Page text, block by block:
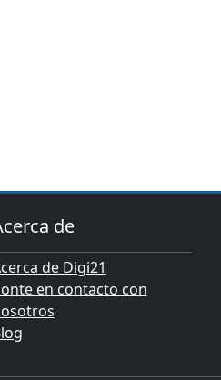
de
de Digi21
en contacto con